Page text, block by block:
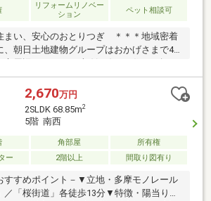
リフォームリノベー
ション
ペット相談可
い、安心のおとりつぎ ＊＊＊地域密着
、朝日土地建物グループはおかげさまで42
地建物 所沢支店」にお任せください。「ネ
からない雰囲気を知りたい」「頭金が少な
できる？」「住み替えは何から始めればい
んな疑問や不安も、経験豊富な有資格スタ
にサポートいたします。広告未掲載物件や
多数ご用意。物件レポートをご提供し、当
・無料送迎も対応可能です。お問い合わせ
はお気軽にご相談ください。
2,670万円
2SLDK 68.85m2
5階 南西
角部屋
所有権
ー
2階以上 間取り図有り
すすめポイント－▼立地・多摩モノレール
／「桜街道」各徒歩13分▼特徴・陽当り良